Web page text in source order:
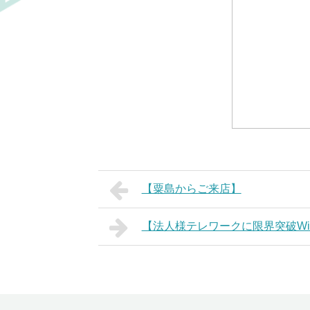
【粟島からご来店】
【法人様テレワークに限界突破